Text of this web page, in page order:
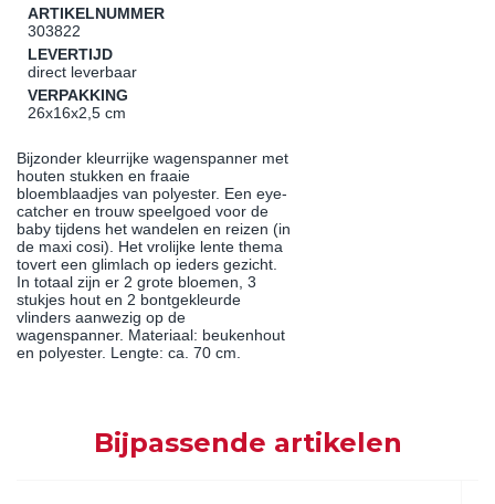
ARTIKELNUMMER
303822
LEVERTIJD
direct leverbaar
VERPAKKING
26x16x2,5 cm
Bijzonder kleurrijke wagenspanner met
houten stukken en fraaie
bloemblaadjes van polyester. Een eye-
catcher en trouw speelgoed voor de
baby tijdens het wandelen en reizen (in
de maxi cosi). Het vrolijke lente thema
tovert een glimlach op ieders gezicht.
In totaal zijn er 2 grote bloemen, 3
stukjes hout en 2 bontgekleurde
vlinders aanwezig op de
wagenspanner. Materiaal: beukenhout
en polyester. Lengte: ca. 70 cm.
Bijpassende artikelen